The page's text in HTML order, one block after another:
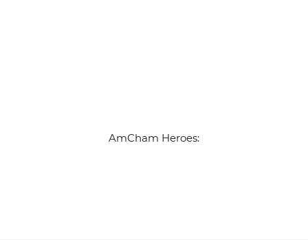
AmCham Heroes: